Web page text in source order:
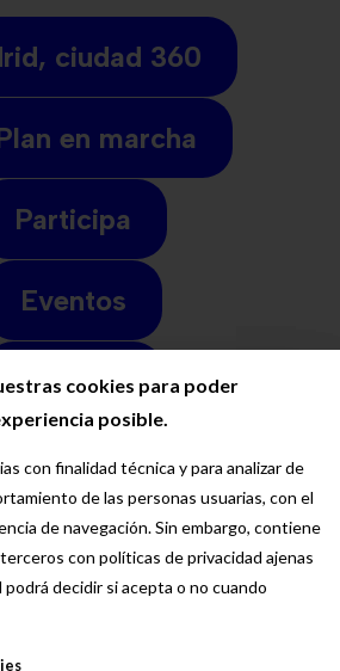
cookies para poder
posible.
con finalidad técnica y para analizar de
de las personas usuarias, con el
de navegación. Sin embargo, contiene
con políticas de privacidad ajenas
decidir si acepta o no cuando
cookies para poder
posible.
con finalidad técnica y para analizar de
de las personas usuarias, con el
de navegación. Sin embargo, contiene
con políticas de privacidad ajenas
decidir si acepta o no cuando
cookies para poder
posible.
con finalidad técnica y para analizar de
de las personas usuarias, con el
de navegación. Sin embargo, contiene
con políticas de privacidad ajenas
decidir si acepta o no cuando
ciudad 360
en marcha
Participa
Eventos
Noticias
tu sueño